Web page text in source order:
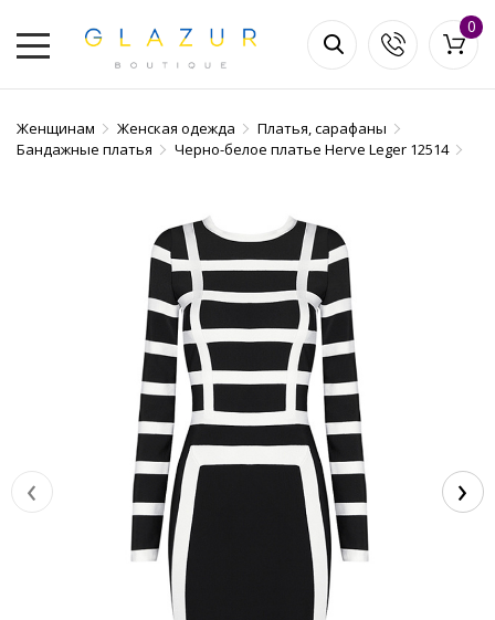
0
Женщинам Женская одежда
Платья, сарафаны
Бандажные платья
Черно-белое платье Herve Leger 12514
‹ ›